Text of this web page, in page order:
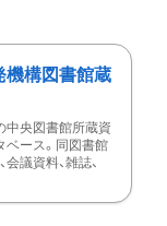
機構図書館蔵
中央図書館所蔵資
ベース。同図書館
議資料、雑誌、